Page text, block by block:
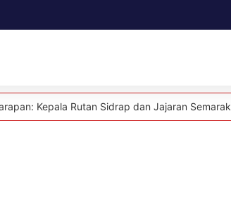
Sidrap dan Jajaran Semarakkan HUT Ke-